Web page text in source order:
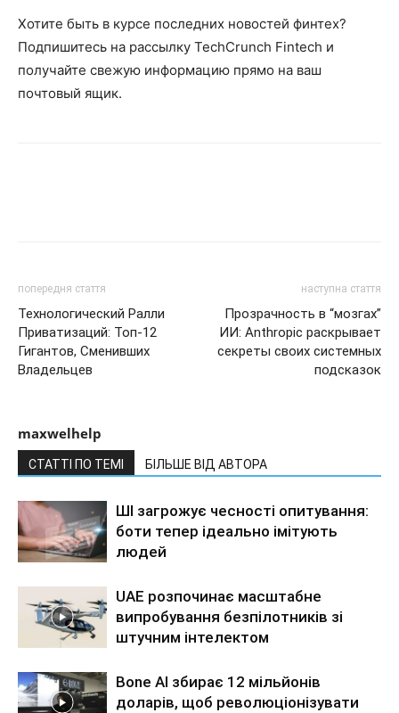
Хотите быть в курсе последних новостей финтех?
Подпишитесь на рассылку TechCrunch Fintech и
получайте свежую информацию прямо на ваш
почтовый ящик.
попередня стаття
Технологический Ралли
Приватизаций: Топ-12
Гигантов, Сменивших
Владельцев
наступна стаття
Прозрачность в “мозгах”
ИИ: Anthropic раскрывает
секреты своих системных
подсказок
maxwelhelp
СТАТТІ ПО ТЕМІ БІЛЬШЕ ВІД АВТОРА
ШІ загрожує чесності опитування:
боти тепер ідеально імітують
людей
UAE розпочинає масштабне
випробування безпілотників зі
штучним інтелектом
Bone AI збирає 12 мільйонів
доларів, щоб революціонізувати